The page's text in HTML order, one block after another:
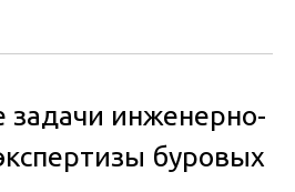
задачи инженерно-
буровых